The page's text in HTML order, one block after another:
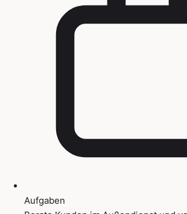
Aufgaben